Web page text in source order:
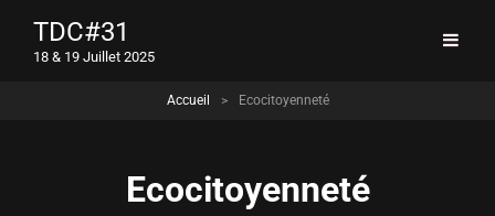
TDC#31
18 & 19 Juillet 2025
Accueil > Ecocitoyenneté
Ecocitoyenneté